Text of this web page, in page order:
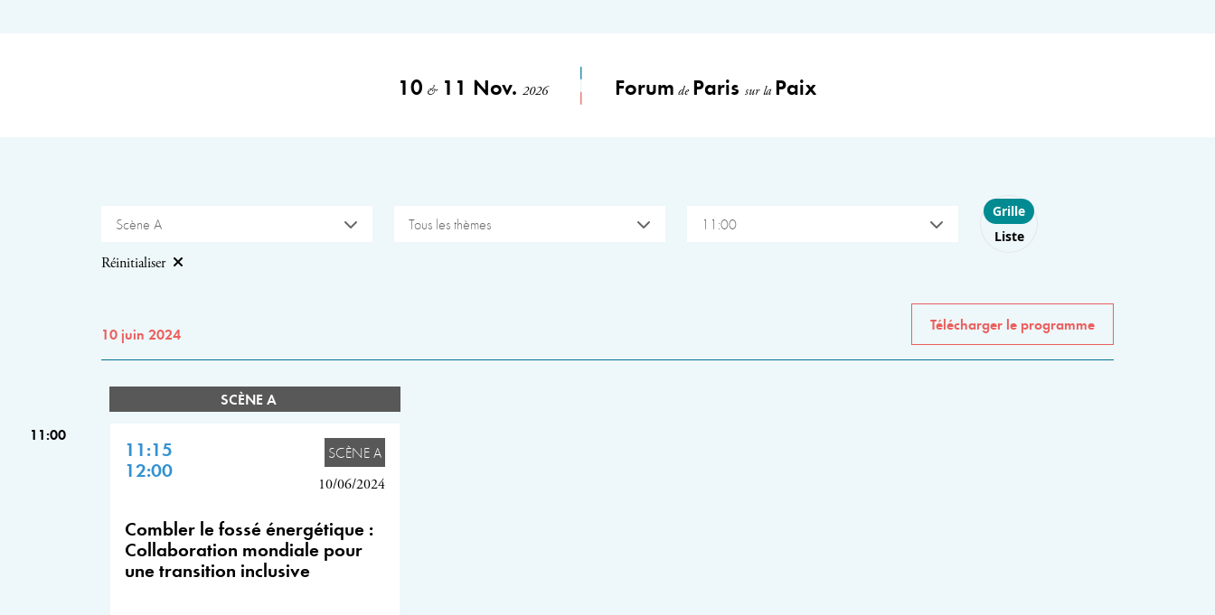
10 &11 Nov. 2026 Forum de Paris sur la Paix
Scène A Tous les thèmes 11:00
Choose layout
Grille
Liste
Réinitialiser
10 juin 2024
Télécharger le programme
SCÈNE A
11:00
11:15
12:00
SCÈNE A
10/06/2024
Combler le fossé énergétique :
Collaboration mondiale pour
une transition inclusive